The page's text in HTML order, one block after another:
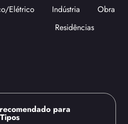
Elétrico Indústria
Obra
Residências
para